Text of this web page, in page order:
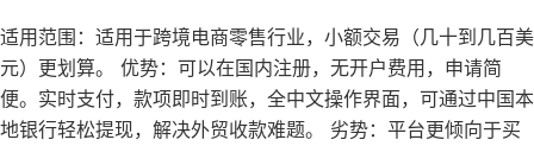
适用范围：适用于跨境电商零售行业，小额交易（几十到几百美
元）更划算。 优势：可以在国内注册，无开户费用，申请简
便。实时支付，款项即时到账，全中文操作界面，可通过中国本
地银行轻松提现，解决外贸收款难题。 劣势：平台更倾向于买